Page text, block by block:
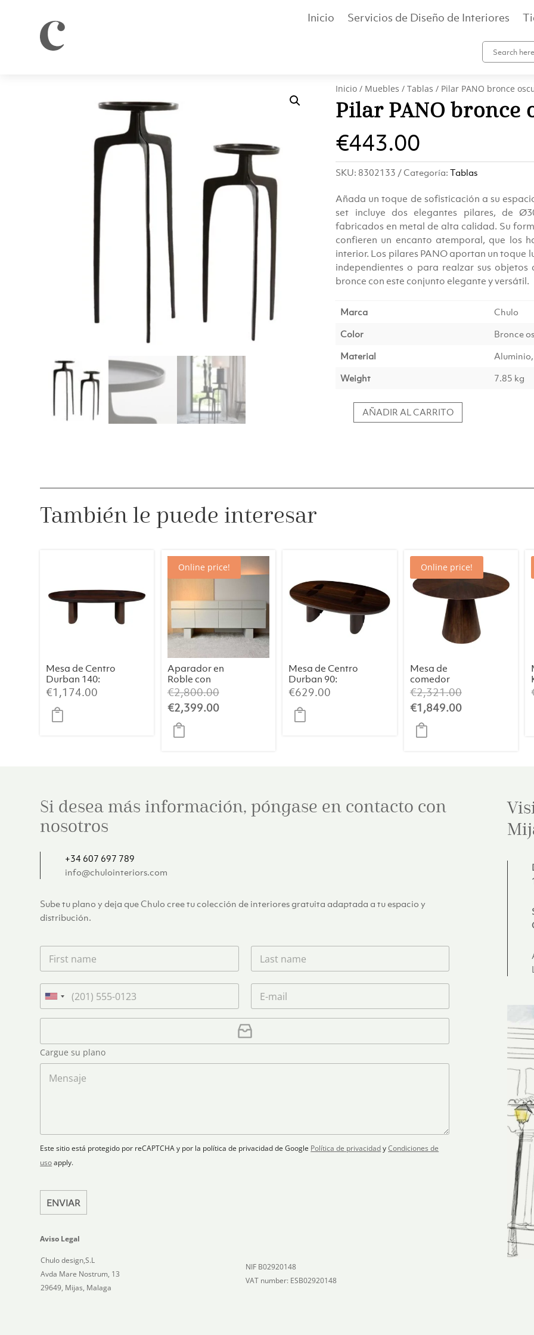
Inicio Servicios de Diseño de Interiores
Inicio / Muebles /Tablas / Pilar PANO bronce
Pilar PANO bronce
€443.00
SKU: 8302133 Categoría:Tablas
Añada un toque de sofisticación a su
set incluye dos elegantes pilares, de
fabricados en metal de alta calidad. Su
confieren un encanto atemporal, que los
interior. Los pilares PANO aportan un toque
independientes o para realzar sus
bronce con este conjunto elegante y versátil.
Marca
Chulo
Color
Bronce
Material
Weight
7.85 kg
AÑADIR AL CARRITO
También le puede interesar
Mesa de Centro
Durban 140:
Elegancia
Artesanal con
Chapa de
Eucalipto
€1,174.00
Online price!
Aparador en
Roble con
Acabado
Blanco Mate
Cálido
€2,800.00El
precio
€2,399.00El
Mesa de Centro
Durban 90:
Elegancia
Artesanal con
Chapa de
Eucalipto
€629.00
Online price!
Mesa de
comedor
Congo Ø120
€2,321.00El
precio
€1,849.00El
Si desea más información, póngase en contacto con
nosotros
+34 607 697 789
info@chulointeriors.com
Sube tu plano y deja que Chulo cree tu colección de interiores gratuita adaptada a tu espacio y
distribución.
F
r
s
n
a
e
*
L
s
t
a
m
e
*
T
l
é
o
n
o
U
t
e
S
e
s
+
C
r
r
e
o
l
n
i
C
r
g
a
o
Cargue su plano
M
e
Este sitio está protegido por reCAPTCHA y por la política de privacidad de Google Política de privacidad yCondiciones de
uso apply.
ENVIAR
Aviso Legal
Chulo design,S.L
Avda Mare Nostrum, 13
29649, Mijas, Malaga
NIF B02920148
VAT number: ESB02920148